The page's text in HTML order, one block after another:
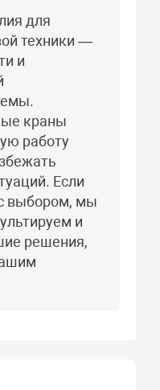
для
техники —
и
краны
работу
Если
выбором, мы
и
решения,